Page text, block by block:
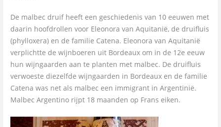
De malbec druif heeft een geschiedenis van 10 eeuwen met
daarin hoofdrollen voor Eleonora van Aquitanië, de druifluis
(phylloxera) en de familie Catena. Eleonora van Aquitanië
verplichtte de wijnboeren uit Bordeaux om in de 12e eeuw
hun wijngaarden aan te planten met malbec. De druifluis
verwoeste diezelfde wijngaarden in Bordeaux en de familie
Catena was net als malbec een immigrant in Argentinië.
Malbec Argentino rijpt 18 maanden op Frans eiken.